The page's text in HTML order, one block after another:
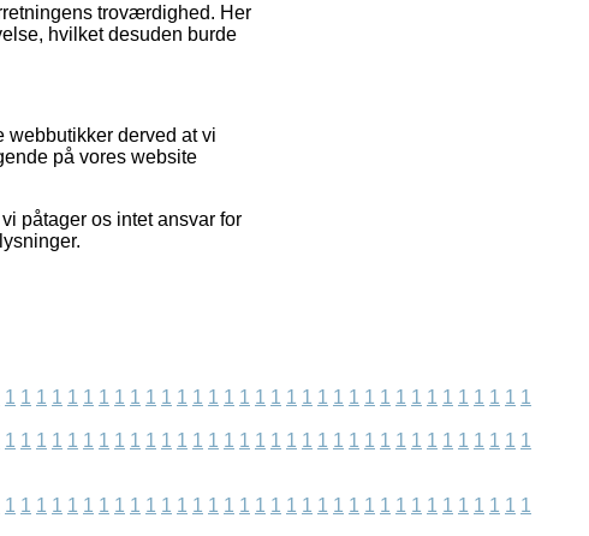
troværdighed. Her
hvilket desuden burde
webbutikker derved at vi
på vores website
påtager os intet ansvar for
1 1 1 1 1 1 1 1 1 1 1 1 1 1 1 1 1 1 1 1 1 1 1 1 1 1 1 1 1 1 1 1 1 1
1 1 1 1 1 1 1 1 1 1 1 1 1 1 1 1 1 1 1 1 1 1 1 1 1 1 1 1 1 1 1 1 1 1
1 1 1 1 1 1 1 1 1 1 1 1 1 1 1 1 1 1 1 1 1 1 1 1 1 1 1 1 1 1 1 1 1 1